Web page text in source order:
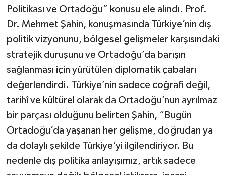
Politikası ve Ortadoğu” konusu ele alındı. Prof.
Dr. Mehmet Şahin, konuşmasında Türkiye’nin dış
politik vizyonunu, bölgesel gelişmeler karşısındaki
stratejik duruşunu ve Ortadoğu’da barışın
sağlanması için yürütülen diplomatik çabaları
değerlendirdi. Türkiye’nin sadece coğrafi değil,
tarihî ve kültürel olarak da Ortadoğu’nun ayrılmaz
bir parçası olduğunu belirten Şahin, “Bugün
Ortadoğu’da yaşanan her gelişme, doğrudan ya
da dolaylı şekilde Türkiye’yi ilgilendiriyor. Bu
nedenle dış politika anlayışımız, artık sadece